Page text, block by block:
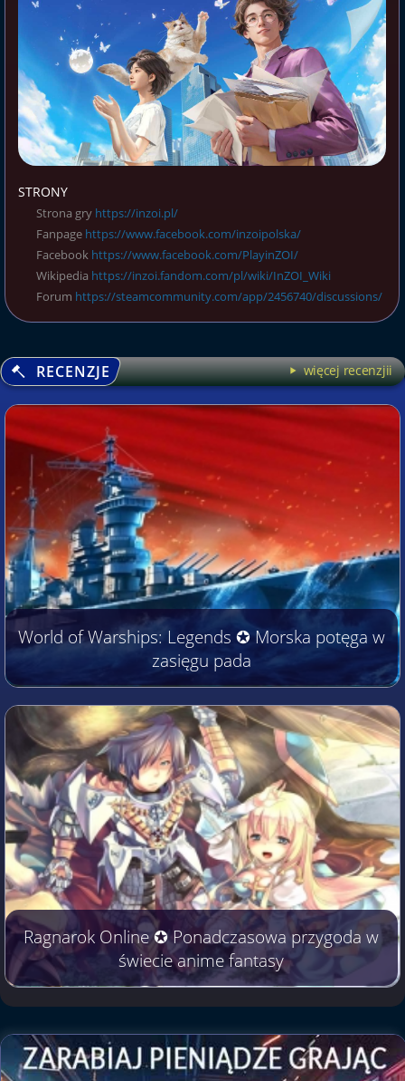
STRONY
Strona gry https://inzoi.pl/
Fanpage https://www.facebook.com/inzoipolska/
Facebook https://www.facebook.com/PlayinZOI/
Wikipedia https://inzoi.fandom.com/pl/wiki/InZOI_Wiki
Forum https://steamcommunity.com/app/2456740/discussions/
RECENZJE więcej recenzjii
World of Warships: Legends ✪ Morska potęga w
zasięgu pada
Ragnarok Online ✪ Ponadczasowa przygoda w
świecie anime fantasy